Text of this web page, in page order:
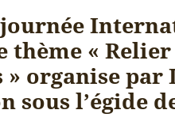
journée
thème «
» organise
l’égide de